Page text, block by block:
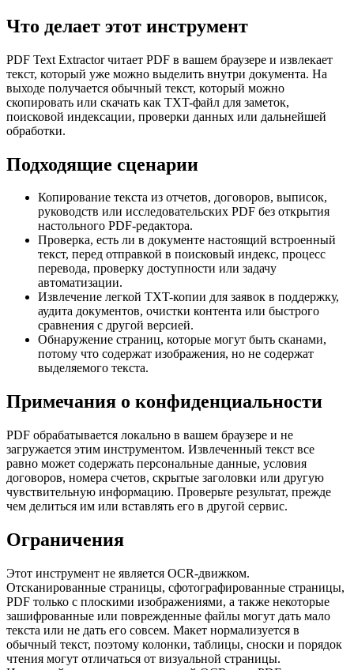
Что делает этот инструмент
PDF Text Extractor читает PDF в вашем браузере и извлекает
текст, который уже можно выделить внутри документа. На
выходе получается обычный текст, который можно
скопировать или скачать как TXT-файл для заметок,
поисковой индексации, проверки данных или дальнейшей
обработки.
Подходящие сценарии
Копирование текста из отчетов, договоров, выписок,
руководств или исследовательских PDF без открытия
настольного PDF-редактора.
Проверка, есть ли в документе настоящий встроенный
текст, перед отправкой в поисковый индекс, процесс
перевода, проверку доступности или задачу
автоматизации.
Извлечение легкой TXT-копии для заявок в поддержку,
аудита документов, очистки контента или быстрого
сравнения с другой версией.
Обнаружение страниц, которые могут быть сканами,
потому что содержат изображения, но не содержат
выделяемого текста.
Примечания о конфиденциальности
PDF обрабатывается локально в вашем браузере и не
загружается этим инструментом. Извлеченный текст все
равно может содержать персональные данные, условия
договоров, номера счетов, скрытые заголовки или другую
чувствительную информацию. Проверьте результат, прежде
чем делиться им или вставлять его в другой сервис.
Ограничения
Этот инструмент не является OCR-движком.
Отсканированные страницы, сфотографированные страницы,
PDF только с плоскими изображениями, а также некоторые
зашифрованные или поврежденные файлы могут дать мало
текста или не дать его совсем. Макет нормализуется в
обычный текст, поэтому колонки, таблицы, сноски и порядок
чтения могут отличаться от визуальной страницы.